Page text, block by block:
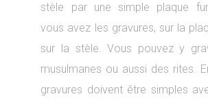
stèle par une simple plaque
vous avez les gravures, sur la
sur la stèle. Vous pouvez y
musulmanes ou aussi des rites.
gravures doivent être simples